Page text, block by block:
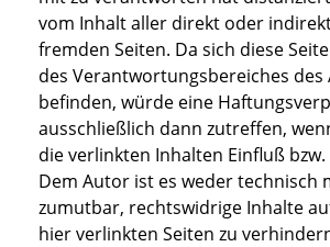
vom Inhalt aller direkt oder
fremden Seiten. Da sich diese
des Verantwortungsbereiches des
befinden, würde eine
ausschließlich dann zutreffen,
die verlinkten Inhalten Einfluß
Dem Autor ist es weder technisch
zumutbar, rechtswidrige Inhalte
hier verlinkten Seiten zu